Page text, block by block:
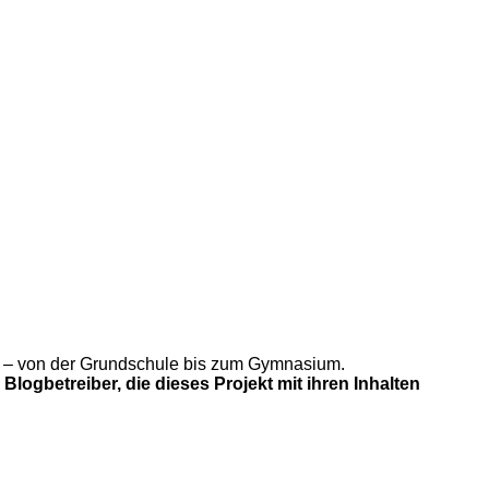
von der Grundschule bis zum Gymnasium.
die dieses Projekt mit ihren Inhalten